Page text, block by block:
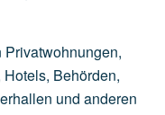
Behörden,
und anderen